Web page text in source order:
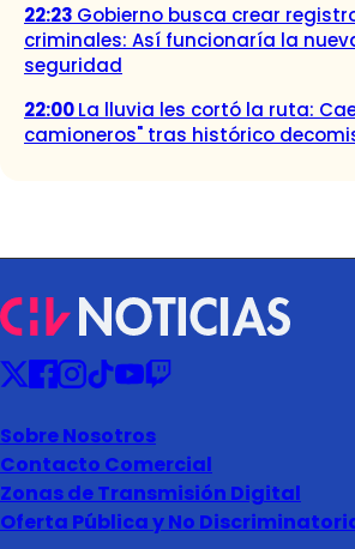
22:23 Gobierno busca crear
criminales: Así funcionaría la
seguridad
22:00La lluvia les cortó la ruta:
camioneros" tras histórico
Sobre Nosotros
Contacto Comercial
Zonas de Transmisión Digital
Oferta Pública y No